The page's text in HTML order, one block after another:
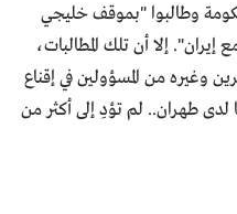
وطالبوا "بموقف خليجي
إلا أن تلك المطالبات،
وغيره من المسؤولين في إقناع
طهران.. لم تؤدِ إلى أكثر من